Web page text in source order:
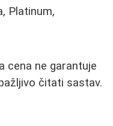
Platinum,
cena ne garantuje
čitati sastav.